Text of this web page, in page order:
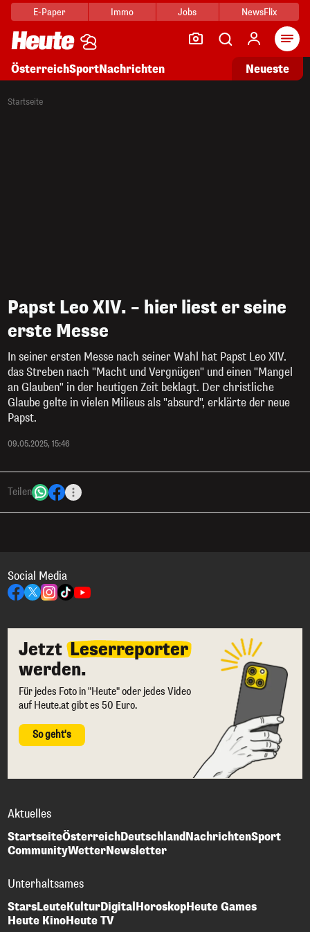
E-Paper Immo Jobs NewsFlix
ÖsterreichSportNachrichten Neueste
Startseite
Papst Leo XIV. – hier liest er seine
erste Messe
In seiner ersten Messe nach seiner Wahl hat Papst Leo XIV.
das Streben nach "Macht und Vergnügen" und einen "Mangel
an Glauben" in der heutigen Zeit beklagt. Der christliche
Glaube gelte in vielen Milieus als "absurd", erklärte der neue
Papst.
09.05.2025, 15:46
Teilen
Social Media
Jetzt Leserreporter
werden.
Für jedes Foto in "Heute" oder jedes Video
auf Heute.at gibt es 50 Euro.
So geht's
Aktuelles
StartseiteÖsterreichDeutschlandNachrichtenSport
CommunityWetterNewsletter
Unterhaltsames
StarsLeuteKulturDigitalHoroskopHeute Games
Heute KinoHeute TV